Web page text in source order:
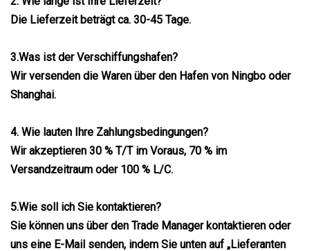
Die Lieferzeit beträgt ca. 30-45 Tage.
3.Was ist der Verschiffungshafen?
Wir versenden die Waren über den Hafen von Ningbo oder
Shanghai.
4. Wie lauten Ihre Zahlungsbedingungen?
Wir akzeptieren 30 % T/T im Voraus, 70 % im
Versandzeitraum oder 100 % L/C.
5.Wie soll ich Sie kontaktieren?
Sie können uns über den Trade Manager kontaktieren oder
uns eine E-Mail senden, indem Sie unten auf „Lieferanten